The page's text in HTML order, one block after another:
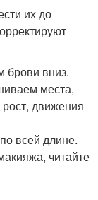
их до
брови вниз.
места,
рост, движения
всей длине.
читайте